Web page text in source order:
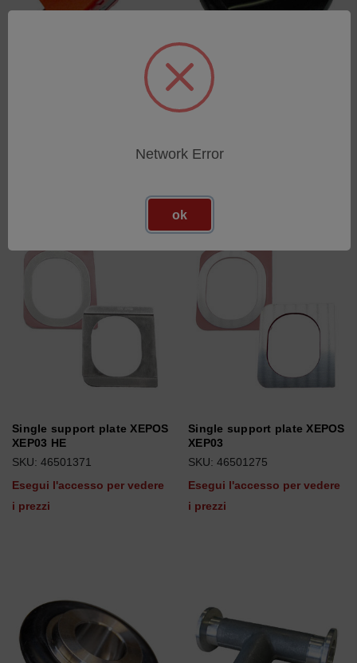
Sample recal-glass FLX-
SP1 40mm
Single support plate XEPOS
XEP03 HE
SKU: 46501371
Esegui l'accesso per vedere
i prezzi
Single support plate XEPOS
XEP03
SKU: 46501275
Esegui l'accesso per vedere
i prezzi
Network Error
ok